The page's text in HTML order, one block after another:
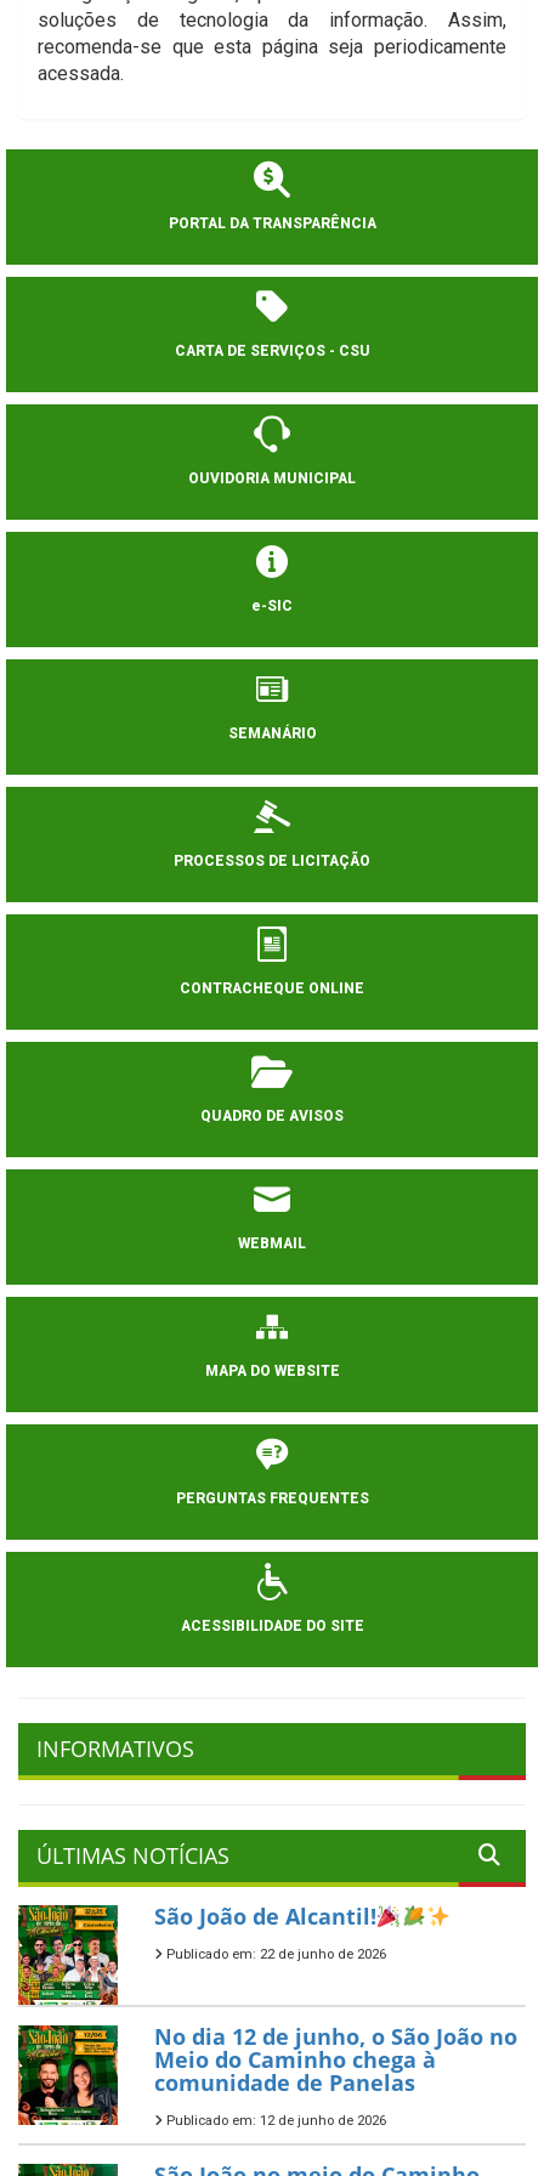
soluções de tecnologia da informação. Assim,
recomenda-se que esta página seja periodicamente
acessada.
PORTAL DA TRANSPARÊNCIA
CARTA DE SERVIÇOS - CSU
OUVIDORIA MUNICIPAL
e-SIC
SEMANÁRIO
PROCESSOS DE LICITAÇÃO
CONTRACHEQUE ONLINE
QUADRO DE AVISOS
WEBMAIL
MAPA DO WEBSITE
PERGUNTAS FREQUENTES
ACESSIBILIDADE DO SITE
INFORMATIVOS
ÚLTIMAS NOTÍCIAS
São João de Alcantil!
Publicado em: 22 de junho de 2026
No dia 12 de junho, o São João no
Meio do Caminho chega à
comunidade de Panelas
Publicado em: 12 de junho de 2026